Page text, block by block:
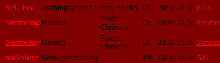
SPU Fav
Trainingsgruppe 1 Frey Shirley Di 20:00 21:50 P 43
Simmering Herren2
Pöschl
Christina
Di 20:30 22:30
Simmering Herren1
Pöschl
Christina
Di 20:30 22:30
hotVolleys Schnuppertraining Mi 16:00 18:00 AE